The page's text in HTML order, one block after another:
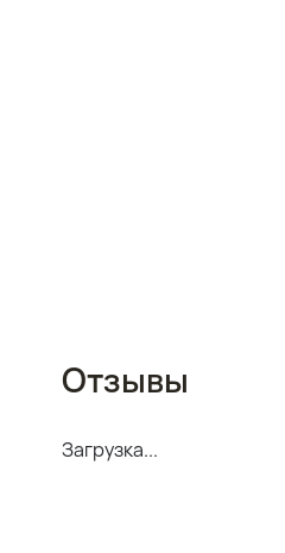
Отзывы
Загрузка...